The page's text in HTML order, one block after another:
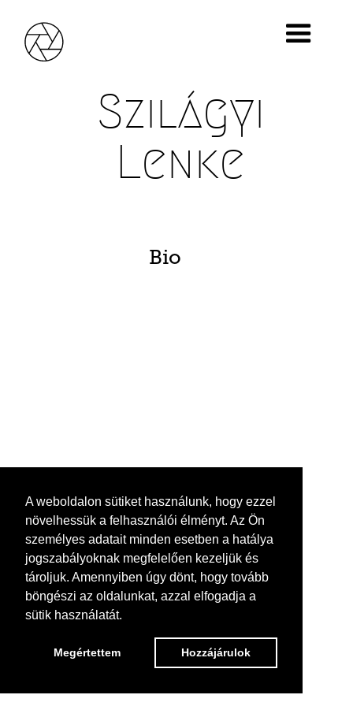
A weboldalon sütiket használunk, hogy ezzel
növelhessük a felhasználói élményt. Az Ön
személyes adatait minden esetben a hatálya
jogszabályoknak megfelelően kezeljük és
tároljuk. Amennyiben úgy dönt, hogy tovább
böngészi az oldalunkat, azzal elfogadja a
sütik használatát.
Megértettem Hozzájárulok
Szilágyi
Lenke
Bio